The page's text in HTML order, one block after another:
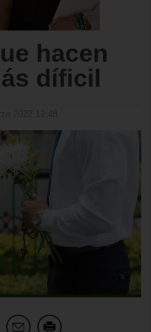
hacen
díficil